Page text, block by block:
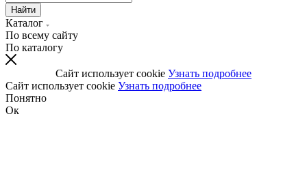
Найти
Каталог
По всему сайту
По каталогу
Сайт использует cookie Узнать подробнее
Сайт использует cookie Узнать подробнее
Понятно
Ок